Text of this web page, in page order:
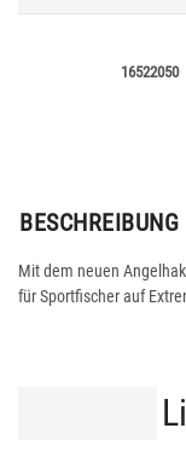
16522050
BESCHREIBUNG
Mit dem neuen
für Sportfischer auf